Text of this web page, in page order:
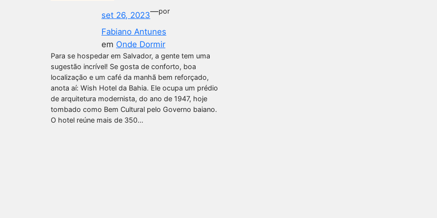
set 26, 2023—por
Fabiano Antunes
em Onde Dormir
Para se hospedar em Salvador, a gente tem uma
sugestão incrível! Se gosta de conforto, boa
localização e um café da manhã bem reforçado,
anota aí: Wish Hotel da Bahia. Ele ocupa um prédio
de arquitetura modernista, do ano de 1947, hoje
tombado como Bem Cultural pelo Governo baiano.
O hotel reúne mais de 350…